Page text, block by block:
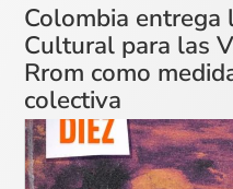
Colombia entrega
Cultural para las
Rrom como
colectiva